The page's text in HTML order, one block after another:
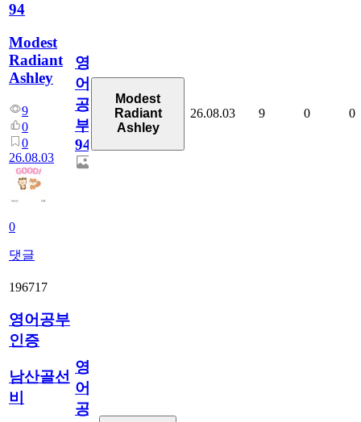
94
Modest
Radiant
Ashley
9
0
0
26.08.03
0
댓글
영
어
공
부
94
Modest
Radiant
Ashley
26.08.03 9 0 0
196717
영어공부
인증
남산골선
비
영
어
공